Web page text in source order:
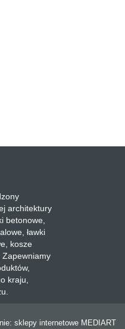
architektury
betonowe,
ławki
kosze
Zapewniamy
kraju,
sklepy internetowe MEDIART